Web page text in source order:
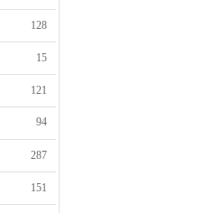
128
15
121
94
287
151